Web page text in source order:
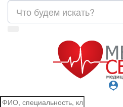
person_pin